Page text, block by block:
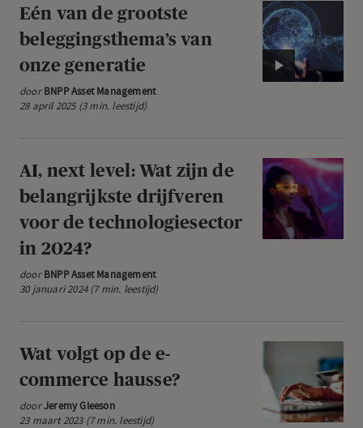
Video:
Eén
van
de
onze
generatie
Eén van de grootste
beleggingsthema’s van
onze generatie
doorBNPP Asset Management
28 april 2025 (3 min. leestijd)
AI,
next
level:
Wat
voor
de
in
AI, next level: Wat zijn de
belangrijkste drijfveren
voor de technologiesector
in 2024?
doorBNPP Asset Management
30 januari 2024 (7 min. leestijd)
volgt
op
de
Wat volgt op de e-
commerce hausse?
doorJeremy Gleeson
23 maart 2023 (7 min. leestijd)